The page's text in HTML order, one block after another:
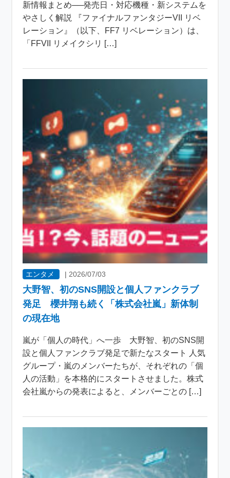
新情報まとめ──発売日・対応機種・新システムを
やさしく解説 『ファイナルファンタジーVII リベ
レーション』（以下、FF7 リベレーション）は、
「FFVII リメイクシリ […]
エンタメ |2026/07/03
大野智、初のSNS開設と個人ファンクラブ
発足 櫻井翔も続く「株式会社嵐」新体制
の現在地
嵐が「個人の時代」へ一歩 大野智、初のSNS開
設と個人ファンクラブ発足で新たなスタート 人気
グループ・嵐のメンバーたちが、それぞれの「個
人の活動」を本格的にスタートさせました。株式
会社嵐からの発表によると、メンバーごとの […]